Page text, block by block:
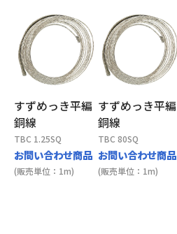
すずめっき平編
銅線
TBC 1.25SQ
お問い合わせ商品
(販売単位：1m)
すずめっき平編
銅線
TBC 80SQ
お問い合わせ商品
(販売単位：1m)